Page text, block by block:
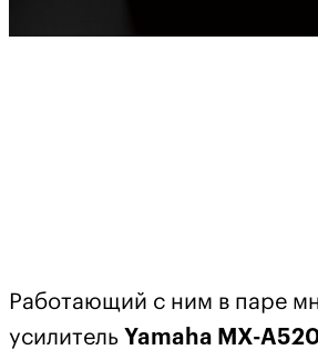
Работающий с ним в паре
усилитель Yamaha MX-